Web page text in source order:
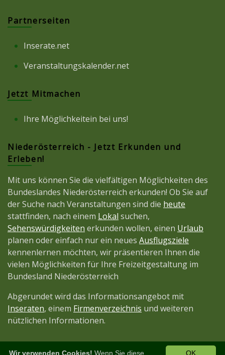
Partnerseiten
Inserate.net
Veranstaltungskalender.net
Jetzt Mitmachen
Ihre Möglichkeitein bei uns!
Niederösterreich - Jetzt Erkunden und
Erleben!
Mit uns können Sie die vielfältigen Möglichkeiten des
Bundeslandes Niederösterreich erkunden! Ob Sie auf
der Suche nach Veranstaltungen sind die heute
stattfinden, nach einem Lokal suchen,
Sehenswürdigkeiten erkunden wollen, einen Urlaub
planen oder einfach nur ein neues Ausflugsziele
kennenlernen möchten, wir präsentieren Ihnen die
vielen Möglichkeiten für Ihre Freizeitgestaltung im
Bundesland Niederösterreich
Abgerundet wird das Informationsangebot mit
Inseraten, einem Firmenverzeichnis und weiteren
nützlichen Informationen.
OK
Wir verwenden Cookies! Wenn Sie diese